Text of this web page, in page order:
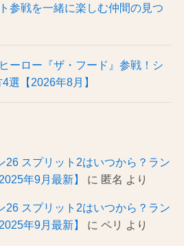
参戦を一緒に楽しむ仲間の見つ
ーロー『ザ・フード』参戦！シ
選【2026年8月】
26 スプリット2はいつから？ラン
年9月最新】
に 匿名 より
26 スプリット2はいつから？ラン
年9月最新】
に ペリ より